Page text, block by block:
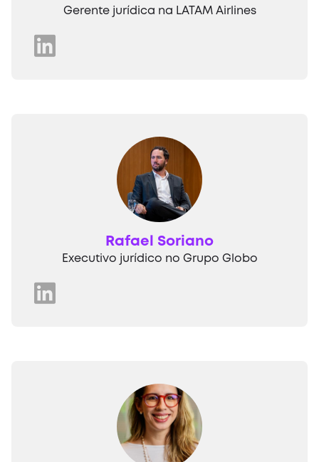
Gerente jurídica na LATAM Airlines
Rafael Soriano
Executivo jurídico no Grupo Globo